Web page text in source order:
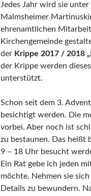
Jedes Jahr wird sie
Malmsheimer
ehrenamtlichen
Kirchengemeinde
der Krippe 2017 / 2018
der Krippe werden
unterstützt.
Schon seit dem 3.
besichtigt werden. Die
vorbei. Aber noch ist
zu bestaunen. Das heißt
9 – 18 Uhr besucht
Ein Rat gebe ich jeden
möchte. Nehmen sie
Details zu bewundern.